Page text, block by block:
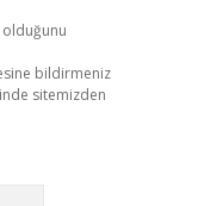
olduğunu
bildirmeniz
sitemizden